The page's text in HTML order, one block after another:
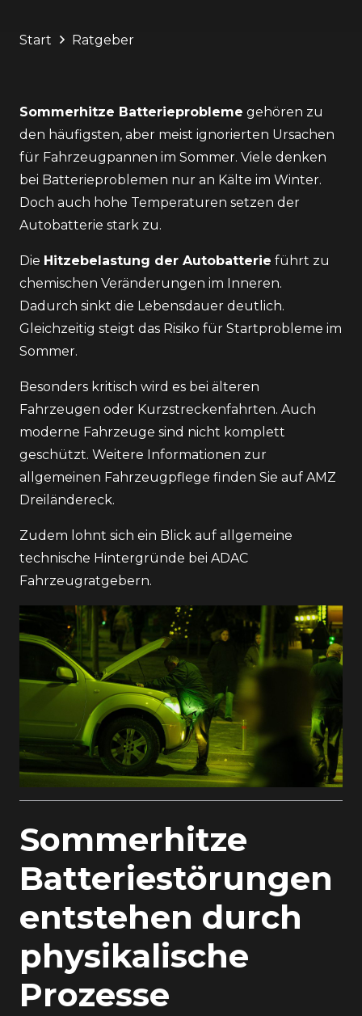
Start Ratgeber
Sommerhitze Batterieprobleme gehören zu
den häufigsten, aber meist ignorierten Ursachen
für Fahrzeugpannen im Sommer. Viele denken
bei Batterieproblemen nur an Kälte im Winter.
Doch auch hohe Temperaturen setzen der
Autobatterie stark zu.
Die Hitzebelastung der Autobatterie führt zu
chemischen Veränderungen im Inneren.
Dadurch sinkt die Lebensdauer deutlich.
Gleichzeitig steigt das Risiko für Startprobleme im
Sommer.
Besonders kritisch wird es bei älteren
Fahrzeugen oder Kurzstreckenfahrten. Auch
moderne Fahrzeuge sind nicht komplett
geschützt. Weitere Informationen zur
allgemeinen Fahrzeugpflege finden Sie auf AMZ
Dreiländereck.
Zudem lohnt sich ein Blick auf allgemeine
technische Hintergründe bei ADAC
Fahrzeugratgebern.
Sommerhitze
Batteriestörungen
entstehen durch
physikalische
Prozesse